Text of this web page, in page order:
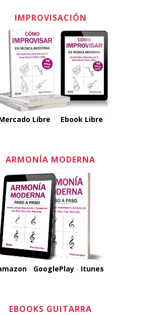
IMPROVISACIÓN
Libre Ebook Libre
ARMONÍA MODERNA
- GooglePlay- Itunes
EBOOKS GUITARRA